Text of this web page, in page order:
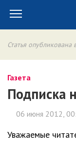
Статья опубликована
Газета
Подписка
06 июня 2012,
Уважаемые